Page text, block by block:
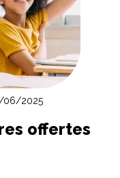
06/2025
offertes